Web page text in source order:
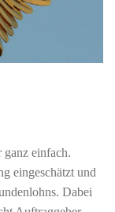
ganz einfach.
eingeschätzt und
Dabei